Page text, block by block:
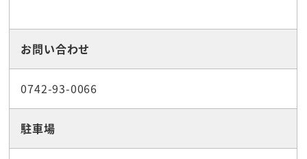
お問い合わせ
0742-93-0066
駐車場